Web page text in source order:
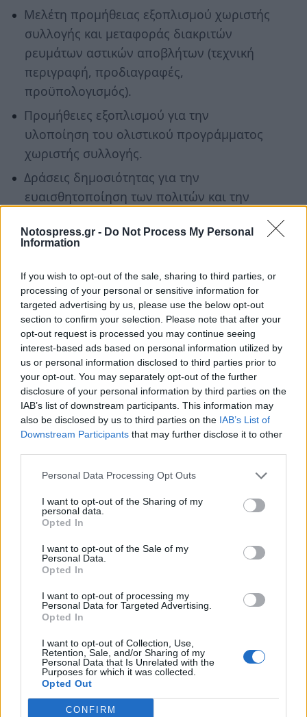
Notospress.gr - Do Not Process My Personal
Information
If you wish to opt-out of the sale, sharing to third parties, or
processing of your personal or sensitive information for
targeted advertising by us, please use the below opt-out
section to confirm your selection. Please note that after your
opt-out request is processed you may continue seeing
interest-based ads based on personal information utilized by
us or personal information disclosed to third parties prior to
your opt-out. You may separately opt-out of the further
disclosure of your personal information by third parties on the
IAB’s list of downstream participants. This information may
also be disclosed by us to third parties on the IAB’s List of
Downstream Participants that may further disclose it to other
Personal Data Processing Opt Outs
I want to opt-out of the Sharing of my
personal data.
Opted In
I want to opt-out of the Sale of my
Personal Data.
Opted In
I want to opt-out of processing my
Personal Data for Targeted Advertising.
Opted In
I want to opt-out of Collection, Use,
Retention, Sale, and/or Sharing of my
Personal Data that Is Unrelated with the
Purposes for which it was collected.
Opted Out
CONFIRM
Μελέτη προμήθειας εξοπλισμού χωριστής
συλλογής και μεταφοράς διακριτών
ρευμάτων αστικών αποβλήτων (τεχνική
περιγραφή, προδιαγραφές,
προϋπολογισμός).
Προμήθειες εξοπλισμού για την
υλοποίηση του ολιστικού προγράμματος
χωριστής συλλογής.
Δράσεις δημοσιότητας για την
ευαισθητοποίηση των πολιτών και την
Το Ολιστικό Πρόγραμμα χωριστής συλλογής
λαμβάνει επίσης υπόψη τις απαιτήσεις του
ισχύοντος θεσμικού πλαισίου (ν. 4819/2021
όπως ισχύει) για το σχεδιασμό και ανάπτυξη
συστήματος ''Πληρώνω όσο Πετάω'' σε
συνεργασία με τους εξυπηρετούμενους Δήμους,
έτσι ώστε μέσω σχετικής μελέτης και
προμήθειας αντίστοιχου εξοπλισμού, να είναι
δυνατή η αντιστοίχιση χρήστη με
απορριπτόμενο απόβλητο και να μπορεί να
συνδυαστεί με τον προτεινόμενο εξοπλισμό
συλλογής/μεταφοράς, ώστε στη συνέχεια να
εφαρμοστεί το σύστημα από τους
εξυπηρετούμενους Δήμους.
Ακολουθήστε τοnotospress.gr στο Google News και
μάθετε πρώτοιόλες τις ειδήσεις
ΓΙΑΝΝΗΣ ΣΜΥΡΝΙΩΤΗΣ
ΕΠΟΜΕΝΗ ΗΜΕΡΑ
ΑΠΟΒΛΗΤΑ
ΠΕΡΙΦΕΡΕΙΑ ΠΕΛΟΠΟΝΝΗΣΟΥ